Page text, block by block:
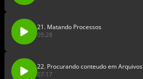
21. Matando Processos
05:28
22. Procurando conteudo em Arquivos
07:17